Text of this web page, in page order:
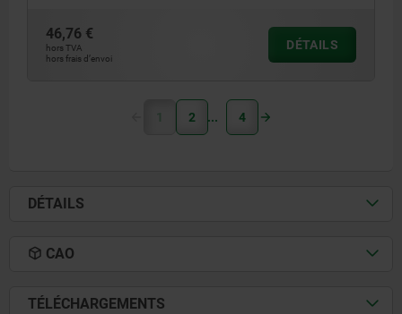
46,76 €
hors TVA
hors frais d’envoi
DÉTAILS
1 2 4
DÉTAILS
CAO
TÉLÉCHARGEMENTS